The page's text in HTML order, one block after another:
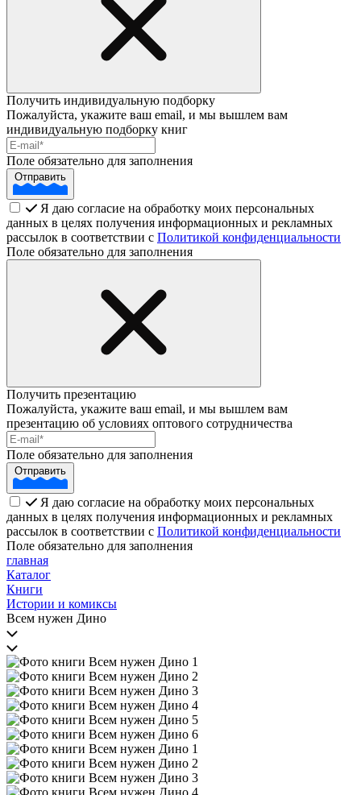
Получить индивидуальную подборку
Пожалуйста, укажите ваш email, и мы вышлем вам
индивидуальную подборку книг
Поле обязательно для заполнения
Отправить
Я даю согласие на обработку моих персональных
данных в целях получения информационных и рекламных
рассылок в соответствии с Политикой конфиденциальности
Поле обязательно для заполнения
Получить презентацию
Пожалуйста, укажите ваш email, и мы вышлем вам
презентацию об условиях оптового сотрудничества
Поле обязательно для заполнения
Отправить
Я даю согласие на обработку моих персональных
данных в целях получения информационных и рекламных
рассылок в соответствии с Политикой конфиденциальности
Поле обязательно для заполнения
главная
Каталог
Книги
Истории и комиксы
Всем нужен Дино